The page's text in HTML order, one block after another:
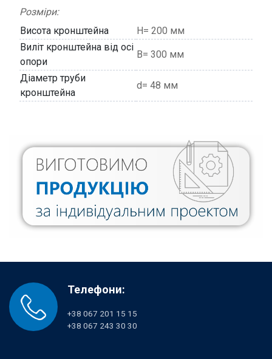
Розміри:
Висота кронштейна
H= 200 мм
Виліт кронштейна від осі
опори
В= 300 мм
Діаметр труби
кронштейна
d= 48 мм
Телефони:
+38 067 201 15 15
+38 067 243 30 30